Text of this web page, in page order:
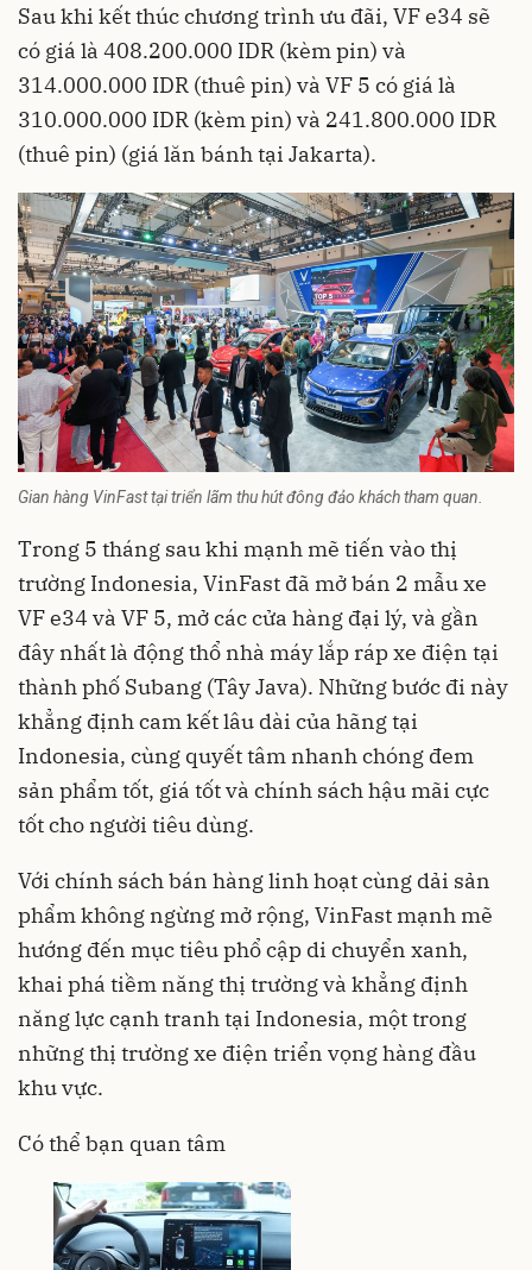
Sau khi kết thúc chương trình ưu đãi, VF e34 sẽ
có giá là 408.200.000 IDR (kèm pin) và
314.000.000 IDR (thuê pin) và VF 5 có giá là
310.000.000 IDR (kèm pin) và 241.800.000 IDR
(thuê pin) (giá lăn bánh tại Jakarta).
Gian hàng VinFast tại triển lãm thu hút đông đảo khách tham quan.
Trong 5 tháng sau khi mạnh mẽ tiến vào thị
trường Indonesia, VinFast đã mở bán 2 mẫu xe
VF e34 và VF 5, mở các cửa hàng đại lý, và gần
đây nhất là động thổ nhà máy lắp ráp xe điện tại
thành phố Subang (Tây Java). Những bước đi này
khẳng định cam kết lâu dài của hãng tại
Indonesia, cùng quyết tâm nhanh chóng đem
sản phẩm tốt, giá tốt và chính sách hậu mãi cực
tốt cho người tiêu dùng.
Với chính sách bán hàng linh hoạt cùng dải sản
phẩm không ngừng mở rộng, VinFast mạnh mẽ
hướng đến mục tiêu phổ cập di chuyển xanh,
khai phá tiềm năng thị trường và khẳng định
năng lực cạnh tranh tại Indonesia, một trong
những thị trường xe điện triển vọng hàng đầu
khu vực.
Có thể bạn quan tâm